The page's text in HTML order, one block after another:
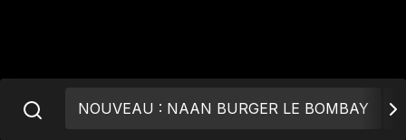
NOUVEAU : NAAN BURGER LE BOMBAY